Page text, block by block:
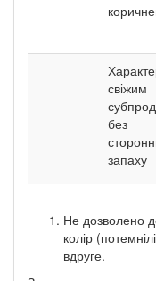
свіжим
без
запаху
Не дозволено
колір
вдруге.